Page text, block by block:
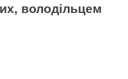
володільцем